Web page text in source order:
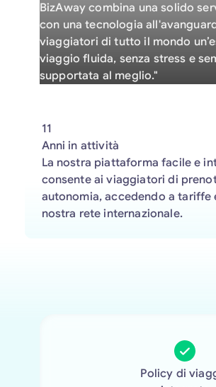
BizAway combina una solido
con una tecnologia
viaggiatori di tutto il mondo
viaggio fluida, senza stress e
supportata al meglio."
11
Anni in attività
La nostra piattaforma facile e
consente ai viaggiatori di
autonomia, accedendo a tariffe
nostra rete internazionale.
Policy di